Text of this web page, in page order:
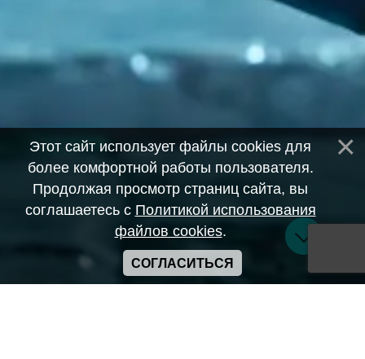
Этот сайт использует файлы cookies для
более комфортной работы пользователя.
Продолжая просмотр страниц сайта, вы
соглашаетесь с Политикой использования
файлов cookies.
СОГЛАСИТЬСЯ